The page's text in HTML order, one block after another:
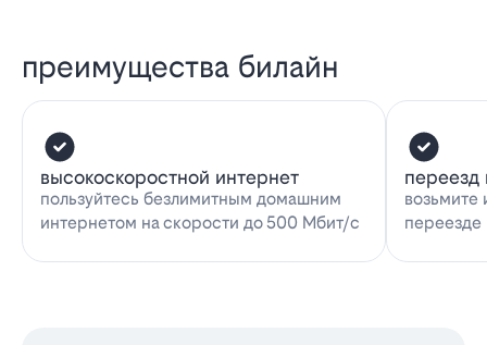
преимущества билайн
высокоскоростной интернет
пользуйтесь безлимитным домашним
интернетом на скорости до 500 Мбит/с
переезд
возьмите
переезде